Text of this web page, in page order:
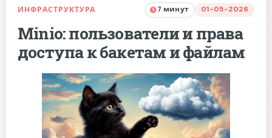
GIT
Docker
Dockerfile
Docker Compose
ИНФРАСТРУКТУРА 7 минут 01-05-2026
Minio: пользователи и права
доступа к бакетам и файлам